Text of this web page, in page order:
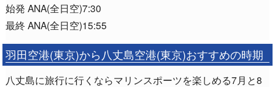
始発 ANA(全日空)7:30
最終 ANA(全日空)15:55
羽田空港(東京)から八丈島空港(東京)おすすめの時期
八丈島に旅行に行くならマリンスポーツを楽しめる7月と8